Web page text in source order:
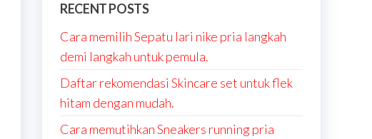
RECENT POSTS
Cara memilih Sepatu lari nike pria langkah
demi langkah untuk pemula.
Daftar rekomendasi Skincare set untuk flek
hitam dengan mudah.
Cara memutihkan Sneakers running pria